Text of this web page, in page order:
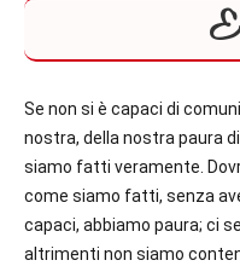
Se non si è capaci di
nostra, della nostra paura
siamo fatti veramente.
come siamo fatti, senza
capaci, abbiamo paura; ci
altrimenti non siamo